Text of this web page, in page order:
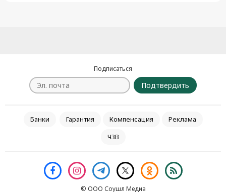
Подписаться
Подтвердить
Банки Гарантия Компенсация
Реклама
ЧЗВ
© ООО Соушл Медиа